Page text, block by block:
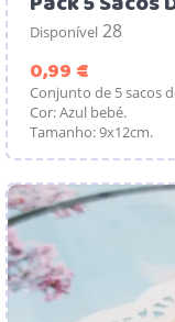
Disponível 28
0,99 €
Conjunto de 5 sacos
Cor: Azul bebé.
Tamanho: 9x12cm.